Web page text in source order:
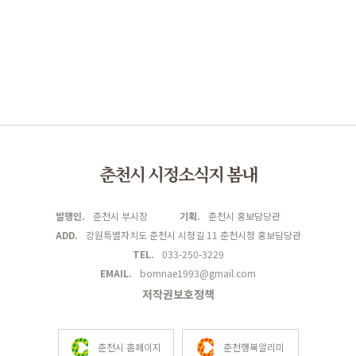
춘천시 시정소식지 봄내
발행인. 춘천시 부시장 기획.
춘천시 홍보담당관
ADD.
강원특별자치도 춘천시 시청길 11 춘천시청 홍보담당관
TEL.
033-250-3229
EMAIL.
bomnae1993@gmail.com
저작권보호정책
춘천시 홈페이지 춘천행복알리미